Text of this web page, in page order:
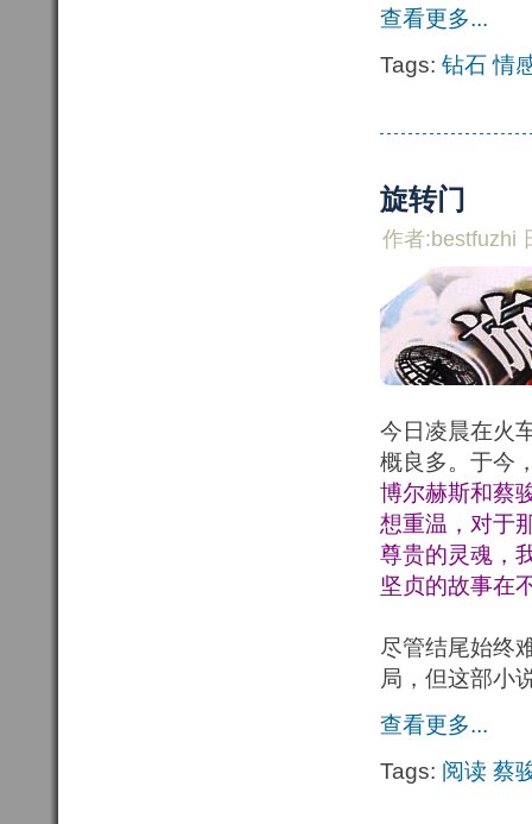
查看更多...
Tags: 钻石 情
旋转门
作者:bestfuzhi
今日凌晨在火
概良多。于今
博尔赫斯和蔡
想重温，对于
尊贵的灵魂，
坚贞的故事在
尽管结尾始终
局，但这部小
查看更多...
Tags: 阅读 蔡